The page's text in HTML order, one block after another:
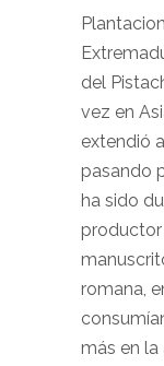
del
vez en
extendió
pasando
ha sido
productor
romana,
más en